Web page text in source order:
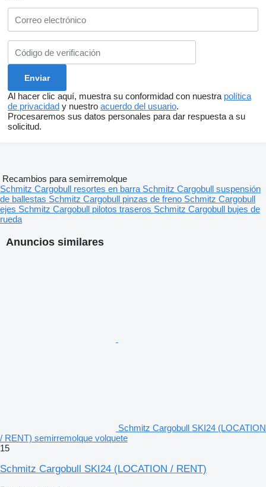
Al hacer clic aquí, muestra su conformidad con nuestra política
de privacidad y nuestro acuerdo del usuario.
Procesaremos sus datos personales para dar respuesta a su
solicitud.
Anuncios similares
Schmitz Cargobull SKI24 (LOCATION
/ RENT) semirremolque volquete
15
Schmitz Cargobull SKI24 (LOCATION / RENT)
Recambios para semirremolque
Schmitz Cargobull resortes en barra Schmitz Cargobull suspensión
de ballestas Schmitz Cargobull pinzas de freno Schmitz Cargobull
ejes Schmitz Cargobull pilotos traseros Schmitz Cargobull bujes de
rueda